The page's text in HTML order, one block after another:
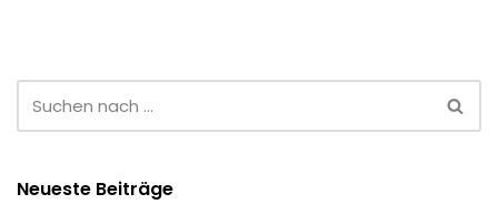
Neueste Beiträge